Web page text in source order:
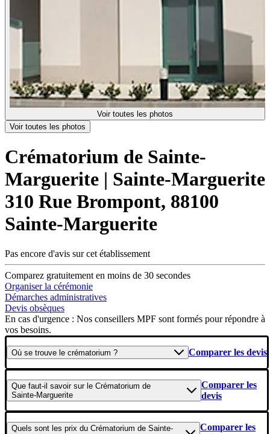
Voir toutes les photos
Voir toutes les photos
Crématorium de Sainte-
Marguerite | Sainte-Marguerite
310 Rue Brompont, 88100
Sainte-Marguerite
Pas encore d'avis sur cet établissement
Comparez gratuitement en moins de 30 secondes
Organiser la cérémonie
Démarches administratives
Devis obsèques
En cas d'urgence : Nos conseillers MPF sont formés pour répondre à
vos besoins.
Où se trouve le crématorium ? Comparer les devis
Que faut-il savoirsur le Crématorium de
Sainte-Marguerite
Comparer les
devis
Quels sont les prix du Crématorium de Sainte-
Comparer les